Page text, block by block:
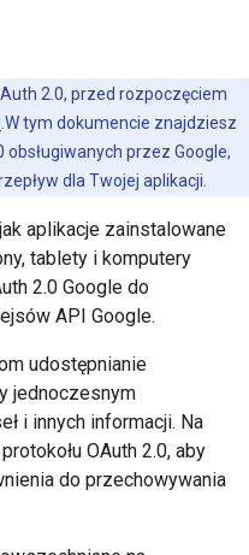
2.0, przed rozpoczęciem
.W tym dokumencie znajdziesz
przez Google,
dla Twojej aplikacji.
aplikacje zainstalowane
tablety i komputery
2.0 Google do
API Google.
udostępnianie
jednoczesnym
i innych informacji. Na
OAuth 2.0, aby
do przechowywania